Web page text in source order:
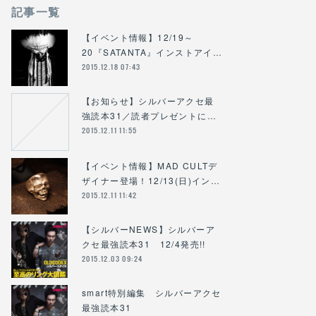
記事一覧
【イベント情報】12/19～
20『SATANTA』インストアイ…
2015.12.18 07:43
【お知らせ】シルバーアクセ最
強読本31／読者プレゼントに…
2015.12.11 11:55
【イベント情報】MAD CULTデ
ザイナー登場！12/13(日)イン…
2015.12.11 11:42
【シルバーNEWS】シルバーア
クセ最強読本31 12/4発売!!
2015.12.03 09:24
smart特別編集 シルバーアクセ
最強読本31